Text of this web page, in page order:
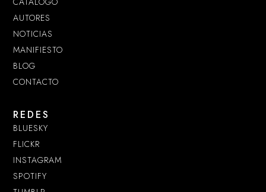
AUTORES
NOTICIAS
MANIFIESTO
BLOG
CONTACTO
REDES
BLUESKY
FLICKR
INSTAGRAM
SPOTIFY